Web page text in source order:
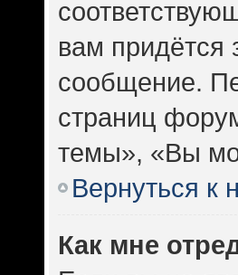
вам придётся
сообщение.
страниц
темы», «Вы
Вернуться к
Как мне